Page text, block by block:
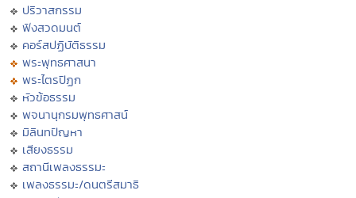
ปริวาสกรรม
ฟังสวดมนต์
คอร์สปฏิบัติธรรม
พระพุทธศาสนา
พระไตรปิฏก
หัวข้อธรรม
พจนานุกรมพุทธศาสน์
มิลินทปัญหา
เสียงธรรม
สถานีเพลงธรรมะ
เพลงธรรมะ/ดนตรีสมาธิ